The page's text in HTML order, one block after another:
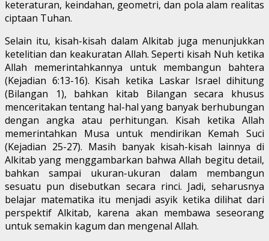
keteraturan, keindahan, geometri, dan pola alam realitas
ciptaan Tuhan.
Selain itu, kisah-kisah dalam Alkitab juga menunjukkan
ketelitian dan keakuratan Allah. Seperti kisah Nuh ketika
Allah memerintahkannya untuk membangun bahtera
(Kejadian 6:13-16). Kisah ketika Laskar Israel dihitung
(Bilangan 1), bahkan kitab Bilangan secara khusus
menceritakan tentang hal-hal yang banyak berhubungan
dengan angka atau perhitungan. Kisah ketika Allah
memerintahkan Musa untuk mendirikan Kemah Suci
(Kejadian 25-27). Masih banyak kisah-kisah lainnya di
Alkitab yang menggambarkan bahwa Allah begitu detail,
bahkan sampai ukuran-ukuran dalam membangun
sesuatu pun disebutkan secara rinci. Jadi, seharusnya
belajar matematika itu menjadi asyik ketika dilihat dari
perspektif Alkitab, karena akan membawa seseorang
untuk semakin kagum dan mengenal Allah.